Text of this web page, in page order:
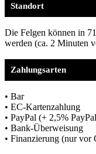
Standort
Die Felgen können in
werden (ca. 2 Minuten
Zahlungsarten
• Bar
• EC-Kartenzahlung
• PayPal (+ 2,5%
• Bank-Überweisung
• Finanzierung (nur vor